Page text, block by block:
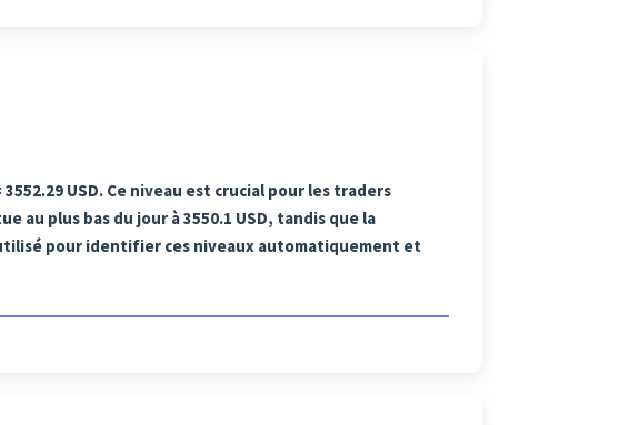
USD. Ce niveau est crucial pour les traders
au plus bas du jour à 3550.1 USD, tandis que la
pour identifier ces niveaux automatiquement et